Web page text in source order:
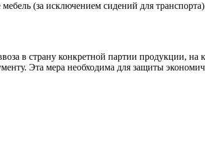
(за исключением сидений для
в страну конкретной партии продукции, на
Эта мера необходима для защиты